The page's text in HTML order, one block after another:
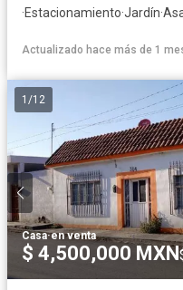
·Estacionamiento·Jardín·
Actualizado hace más de 1
1 /12
Casa·en venta
$ 4,500,000 MXN